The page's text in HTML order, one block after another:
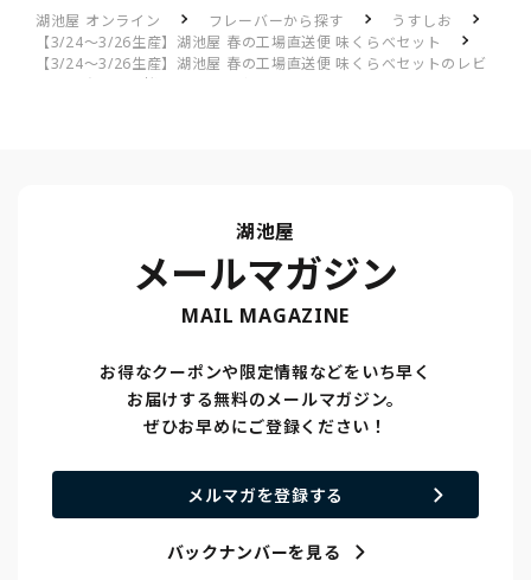
湖池屋 オンライン
フレーバーから探す
うすしお
【3/24～3/26生産】湖池屋 春の工場直送便 味くらべセット
【3/24～3/26生産】湖池屋 春の工場直送便 味くらべセットのレビ
桜えびの風味がすごい
湖池屋
メールマガジン
MAIL MAGAZINE
お得なクーポンや限定情報などをいち早く
お届けする無料のメールマガジン。
ぜひお早めにご登録ください！
メルマガを登録する
バックナンバーを見る